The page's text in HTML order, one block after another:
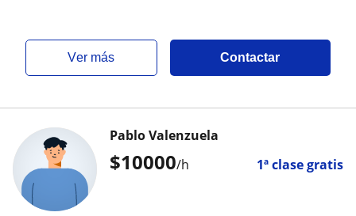
ver más Contactar
$10000/h 1ª clase gratis
Pablo Valenzuela